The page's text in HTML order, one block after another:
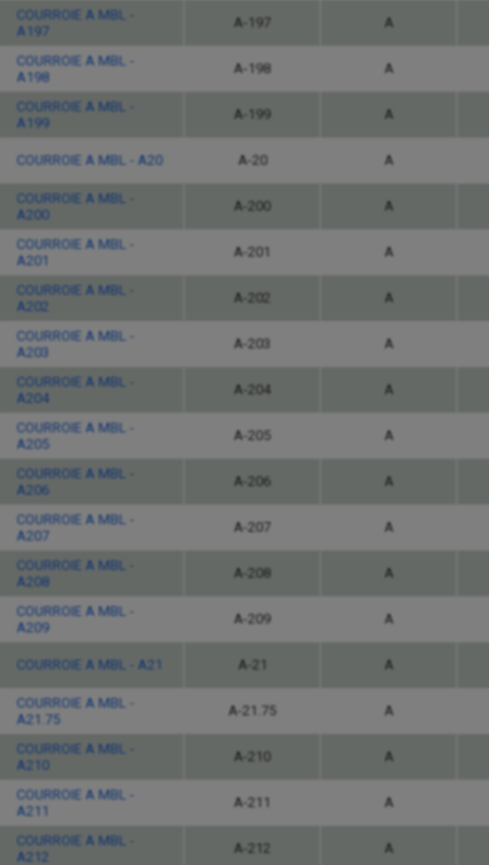
COURROIE A MBL -
A197
A-197 A
COURROIE A MBL -
A198
A-198 A
COURROIE A MBL -
A199
A-199 A
COURROIE A MBL - A20 A-20 A
COURROIE A MBL -
A200
A-200 A
COURROIE A MBL -
A201
A-201 A
COURROIE A MBL -
A202
A-202 A
COURROIE A MBL -
A203
A-203 A
COURROIE A MBL -
A204
A-204 A
COURROIE A MBL -
A205
A-205 A
COURROIE A MBL -
A206
A-206 A
COURROIE A MBL -
A207
A-207 A
COURROIE A MBL -
A208
A-208 A
COURROIE A MBL -
A209
A-209 A
COURROIE A MBL - A21 A-21 A
COURROIE A MBL -
A21.75
A-21.75 A
COURROIE A MBL -
A210
A-210 A
COURROIE A MBL -
A211
A-211 A
COURROIE A MBL -
A212
A-212 A